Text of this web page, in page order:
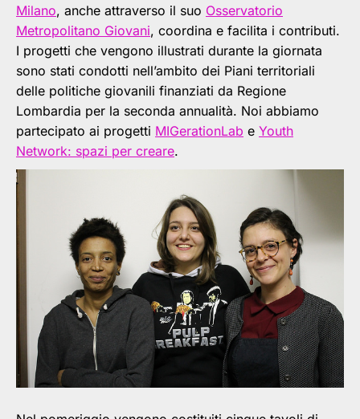
Milano, anche attraverso il suo Osservatorio
Metropolitano Giovani, coordina e facilita i contributi.
I progetti che vengono illustrati durante la giornata
sono stati condotti nell’ambito dei Piani territoriali
delle politiche giovanili finanziati da Regione
Lombardia per la seconda annualità. Noi abbiamo
partecipato ai progetti MIGerationLab e Youth
Network: spazi per creare.